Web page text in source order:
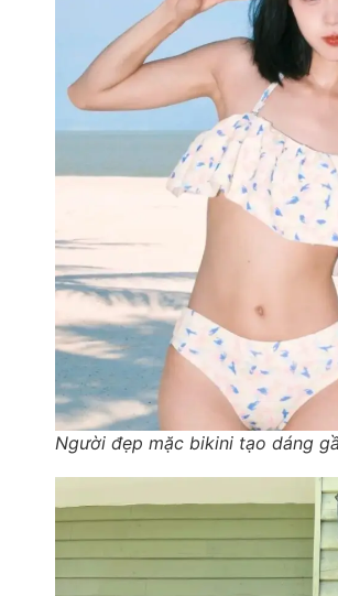
Người đẹp mặc bikini tạo dáng